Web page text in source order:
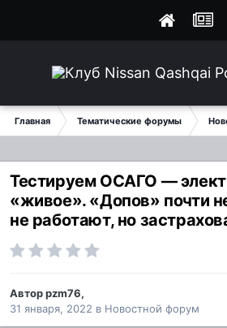
Главная Тематические форумы
Тестируем ОСАГО —
«живое». «Допов» почти
не работают, но
Авторpzm76,
31 января, 2022 в Новостной форум